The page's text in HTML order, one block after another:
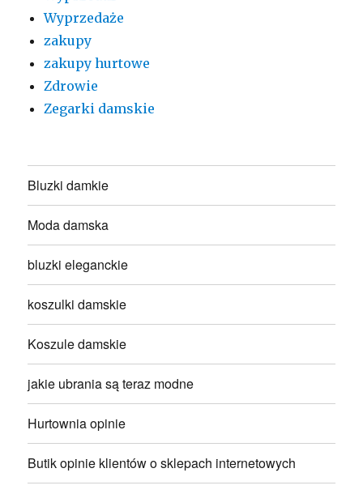
Wyprzedaże
zakupy
zakupy hurtowe
Zdrowie
Zegarki damskie
Bluzki damkie
Moda damska
bluzki eleganckie
koszulki damskie
Koszule damskie
jakie ubrania są teraz modne
Hurtownia opinie
Butik opinie klientów o sklepach internetowych